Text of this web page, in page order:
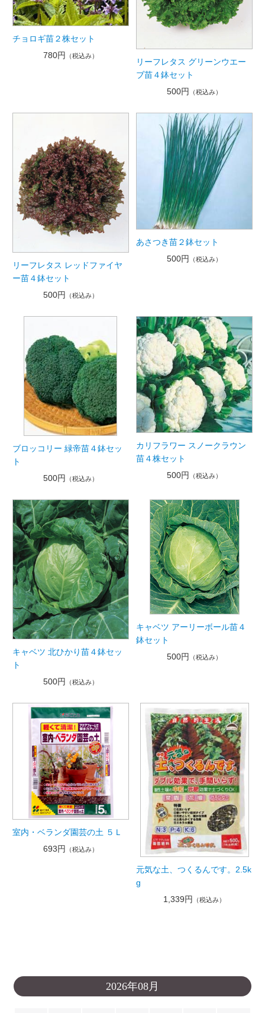
チョロギ苗２株セット
780円
（税込み）
リーフレタス グリーンウエー
ブ苗４鉢セット
500円
（税込み）
リーフレタス レッドファイヤ
ー苗４鉢セット
500円
（税込み）
あさつき苗２鉢セット
500円
（税込み）
ブロッコリー 緑帝苗４鉢セッ
ト
500円
（税込み）
カリフラワー スノークラウン
苗４株セット
500円
（税込み）
キャベツ 北ひかり苗４鉢セッ
ト
500円
（税込み）
キャベツ アーリーボール苗４
鉢セット
500円
（税込み）
室内・ベランダ園芸の土 ５Ｌ
693円
（税込み）
元気な土、つくるんです。2.5k
g
1,339円
（税込み）
2026年08月